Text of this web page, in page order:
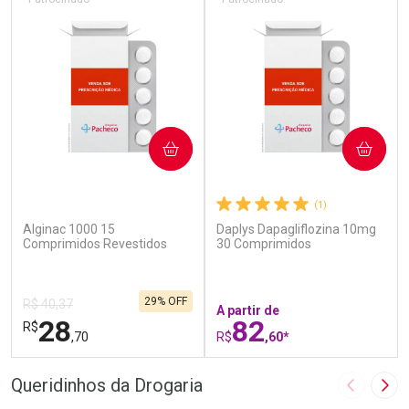
Alginac 1000 15
Comprimidos Revestidos
R$ 40,37
R$28,70
29% OFF
COMPRAR
(1)
Daplys Dapagliflozina 10mg
30 Comprimidos
A partir de
R$82,60*
COMPRAR
Queridinhos da Drogaria Imagem